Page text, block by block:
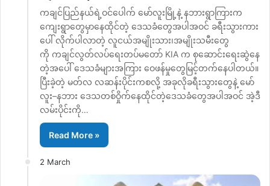
ကချင်ပြည်နယ်ရဲ့ဝင်ပေါက် မော်လူးမြို့နဲ့ နဘားရွာကြားက
ကျေးရွာတွေမှာနေထိုင်တဲ့ ဒေသခံတွေအပါအဝင် ခရီးသွားကား
ပေါ် လိုက်ပါလာတဲ့ လူငယ်အမျိုးသား၊အမျိုးသမီးတွေ
ကို ကချင်လွတ်လပ်ရေးတပ်မတော် KIA က စုဆောင်းရေးဆွဲနေ
တဲ့အပေါ် ဒေသခံများအကြား ဝေဖန်မှုတွေမြင့်တက်နေပါတယ်။
ပြီးခဲ့တဲ့ မတ်လ လဆန်းပိုင်းကစလို့ အခုလိုခရီးသွားတွေနဲ့ မော်
လူး–နဘား ဒေသတစ်ဝှိုက်နေထိုင်တဲ့ဒေသခံတွေအပါအဝင် အဲ့ဒီ
လမ်းပိုင်းကို…
Read More »
2 March